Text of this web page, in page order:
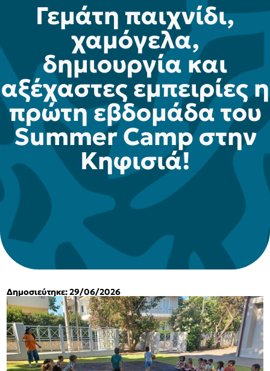
Γεμάτη παιχνίδι,
χαμόγελα,
δημιουργία και
αξέχαστες εμπειρίες η
πρώτη εβδομάδα του
Summer Camp στην
Κηφισιά!
Δημοσιεύτηκε: 29/06/2026